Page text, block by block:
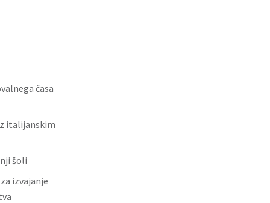
časa
italijanskim
šoli
izvajanje